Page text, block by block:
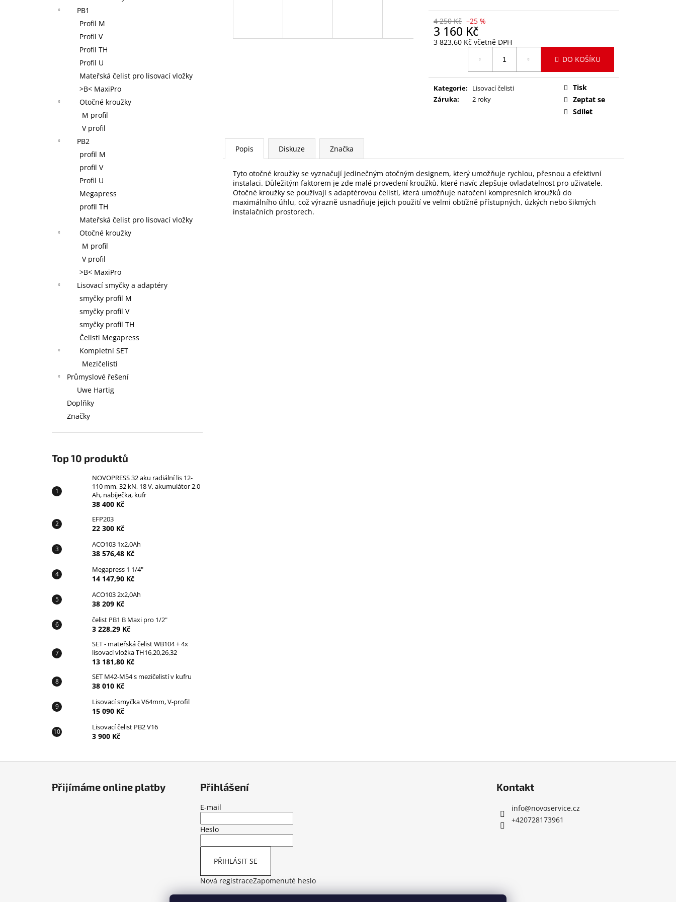
PB1
Profil M
Profil V
Profil TH
Profil U
Mateřská čelist pro lisovací vložky
>B< MaxiPro
Otočné kroužky
M profil
V profil
PB2
profil M
profil V
Profil U
Megapress
profil TH
Mateřská čelist pro lisovací vložky
Otočné kroužky
M profil
V profil
>B< MaxiPro
Lisovací smyčky a adaptéry
smyčky profil M
smyčky profil V
smyčky profil TH
Čelisti Megapress
Kompletní SET
Mezičelisti
Průmyslové řešení
Uwe Hartig
Doplňky
Značky
Top 10 produktů
NOVOPRESS 32 aku radiální lis 12-
110 mm, 32 kN, 18 V, akumulátor 2,0
Ah, nabíječka, kufr
38 400 Kč
EFP203
22 300 Kč
ACO103 1x2,0Ah
38 576,48 Kč
Megapress 1 1/4"
14 147,90 Kč
ACO103 2x2,0Ah
38 209 Kč
čelist PB1 B Maxi pro 1/2"
3 228,29 Kč
SET - mateřská čelist WB104 + 4x
lisovací vložka TH16,20,26,32
13 181,80 Kč
SET M42-M54 s mezičelistí v kufru
38 010 Kč
Lisovací smyčka V64mm, V-profil
15 090 Kč
Lisovací čelist PB2 V16
3 900 Kč
4 250 Kč –25 %
3 160 Kč
3 823,60 Kč včetně DPH
DO KOŠÍKU
Kategorie:
Lisovací čelisti
Záruka: 2 roky
Tisk
Zeptat se
Sdílet
Popis Diskuze Značka
Tyto otočné kroužky se vyznačují jedinečným otočným designem, který umožňuje rychlou, přesnou a efektivní
instalaci. Důležitým faktorem je zde malé provedení kroužků, které navíc zlepšuje ovladatelnost pro uživatele.
Otočné kroužky se používají s adaptérovou čelistí, která umožňuje natočení kompresních kroužků do
maximálního úhlu, což výrazně usnadňuje jejich použití ve velmi obtížně přístupných, úzkých nebo šikmých
instalačních prostorech.
NOVOPRESS 32 AKU RADIÁLNÍ LIS 12-
110 MM, 32 KN, 18 V, AKUMULÁTOR 2,0
AH, NABÍJEČKA, KUFR
38 400 Kč
ACO103 1X2,0AH
38 576,48 Kč
Přijímáme online platby Přihlášení
E-mail
Heslo
PŘIHLÁSIT SE
Nová registraceZapomenuté heslo
Kontakt
info@novoservice.cz
+420728173961